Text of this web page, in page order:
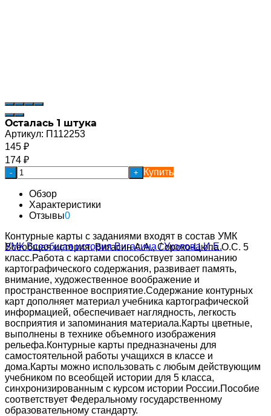
Осталась 1 штука
Артикул: П112253
145 ₽
174 ₽
- + Купить
Обзор
Характеристики
Отзывы0
Контурные карты с заданиями входят в состав УМК
Всеобщая история. Вигасин А.А., Сороко-Цюпа О.С. 5
класс.Работа с картами способствует запоминанию
картографического содержания, развивает память,
внимание, художественное воображение и
пространственное восприятие.Содержание контурных
карт дополняет материал учебника картографической
информацией, обеспечивает наглядность, легкость
восприятия и запоминания материала.Карты цветные,
выполнены в технике объемного изображения
рельефа.Контурные карты предназначены для
самостоятельной работы учащихся в классе и
дома.Карты можно использовать с любым действующим
учебником по всеобщей истории для 5 класса,
синхронизированным с курсом истории России.Пособие
соответствует Федеральному государственному
образовательному стандарту.